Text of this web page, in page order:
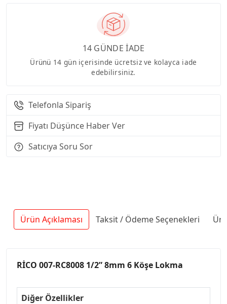
14 GÜNDE İADE
Ürünü 14 gün içerisinde ücretsiz ve kolayca iade
edebilirsiniz.
Telefonla Sipariş
Fiyatı Düşünce Haber Ver
Satıcıya Soru Sor
Ürün Açıklaması Taksit / Ödeme Seçenekleri
RİCO 007-RC8008 1/2” 8mm 6 Köşe Lokma
Diğer Özellikler